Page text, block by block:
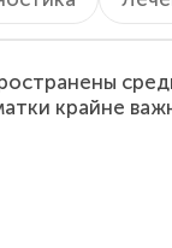
крайне